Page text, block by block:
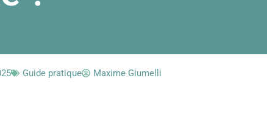
Guide pratique Maxime Giumelli